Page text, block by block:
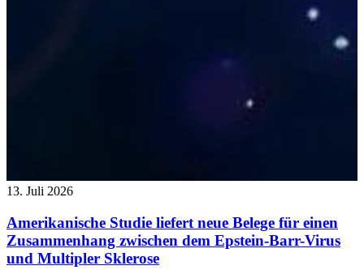
13. Juli 2026
Amerikanische Studie liefert neue Belege für einen
Zusammenhang zwischen dem Epstein-Barr-Virus
und Multipler Sklerose